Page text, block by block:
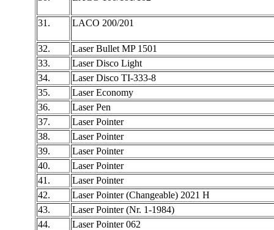
31. LACO 200/201
32.
Laser Bullet MP 1501
33.
Laser Disco Light
34.
Laser Disco TI-333-8
35.
Laser Economy
36.
Laser Pen
37.
Laser Pointer
38.
Laser Pointer
39.
Laser Pointer
40.
Laser Pointer
41.
Laser Pointer
42.
Laser Pointer (Changeable) 2021 H
43.
Laser Pointer (Nr. 1-1984)
44.
Laser Pointer 062